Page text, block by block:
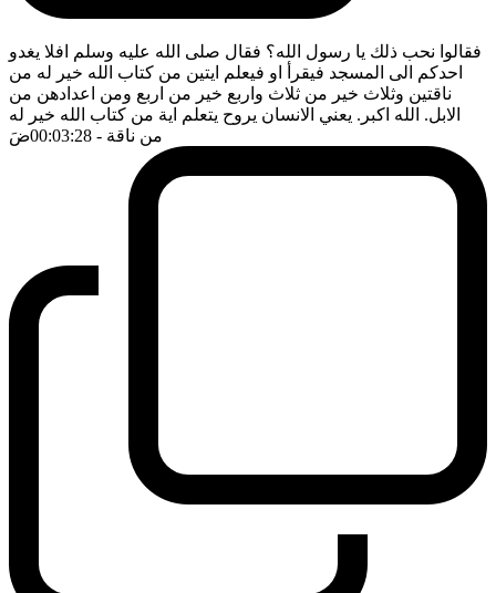
فقالوا نحب ذلك يا رسول الله؟ فقال صلى الله عليه وسلم افلا يغدو
احدكم الى المسجد فيقرأ او فيعلم ايتين من كتاب الله خير له من
ناقتين وثلاث خير من ثلاث واربع خير من اربع ومن اعدادهن من
الابل. الله اكبر. يعني الانسان يروح يتعلم اية من كتاب الله خير له
من ناقة - 00:03:28 ضَ